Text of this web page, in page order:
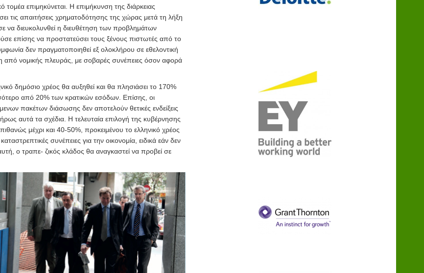
επιμηκύνεται. Η επιμήκυνση της διάρκειας
απαιτήσεις χρηματοδότησης της χώρας μετά τη λήξη
διευκολυνθεί η διευθέτηση των προβλημάτων
επίσης να προστατεύσει τους ξένους πιστωτές από το
δεν πραγματοποιηθεί εξ ολοκλήρου σε εθελοντική
νομικής πλευράς, με σοβαρές συνέπειες όσον αφορά
δημόσιο χρέος θα αυξηθεί και θα πλησιάσει το 170%
από 20% των κρατικών εσόδων. Επίσης, οι
πακέτων διάσωσης δεν αποτελούν θετικές ενδείξεις
αυτά τα σχέδια. Η τελευταία επιλογή της κυβέρνησης
μέχρι και 40-50%, προκειμένου το ελληνικό χρέος
συνέπειες για την οικονομία, ειδικά εάν δεν
ο τραπε- ζικός κλάδος θα αναγκαστεί να προβεί σε